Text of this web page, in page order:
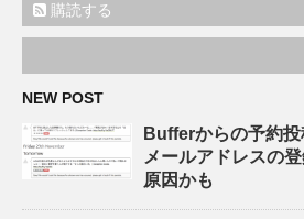
購読する
NEW POST
Bufferからの予約
メールアドレスの
原因かも